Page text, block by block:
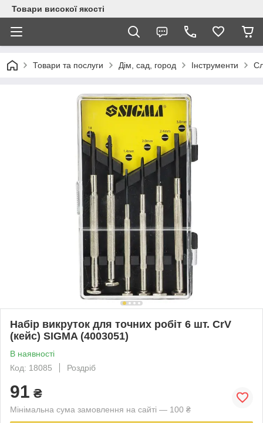
Товари високої якості
Товари та послуги Дім, сад, город Інструменти
Набір викруток для точних робіт 6 шт. CrV
(кейс) SIGMA (4003051)
В наявності
Код: 18085
Роздріб
91 ₴
Мінімальна сума замовлення на сайті — 100 ₴